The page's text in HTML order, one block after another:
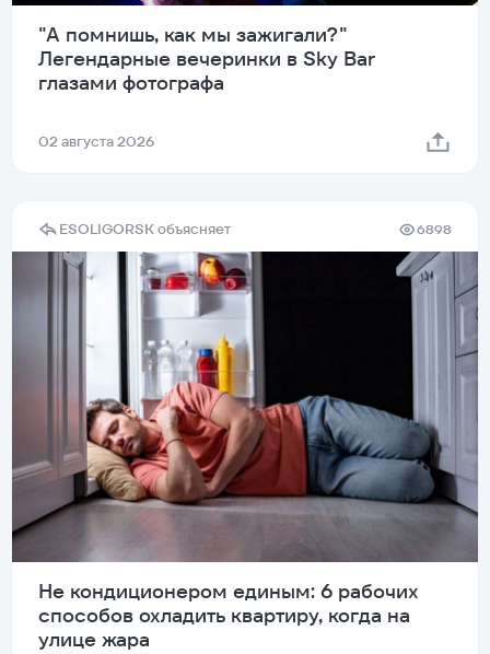
"А помнишь, как мы зажигали?"
Легендарные вечеринки в Sky Bar
глазами фотографа
02 августа 2026
ESOLIGORSK объясняет 6898
Не кондиционером единым: 6 рабочих
способов охладить квартиру, когда на
улице жара